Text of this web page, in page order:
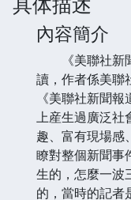
內容簡介
《美聯社新聞
讀，作者係美聯
《美聯社新聞
上産生過廣泛社
趣、富有現場感
瞭對整個新聞事
生的，怎麼一波
的，當時的記者